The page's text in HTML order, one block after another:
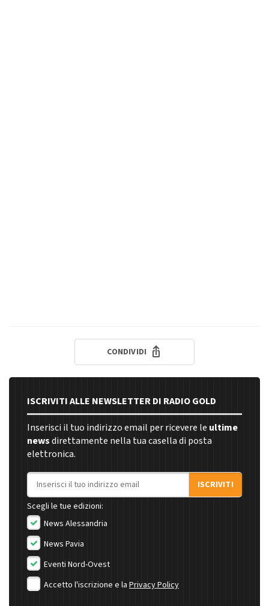
CONDIVIDI
ISCRIVITI ALLE NEWSLETTER DI RADIO GOLD
Inserisci il tuo indirizzo email per ricevere le ultime
newsdirettamente nella tua casella di posta
elettronica.
Indirizzo email
ISCRIVITI
Scegli le tue edizioni:
News Alessandria
News Pavia
Eventi Nord-Ovest
Accetto l'iscrizione e la Privacy Policy